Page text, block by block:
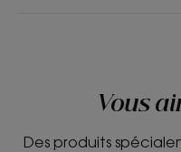
Vous
Des produits